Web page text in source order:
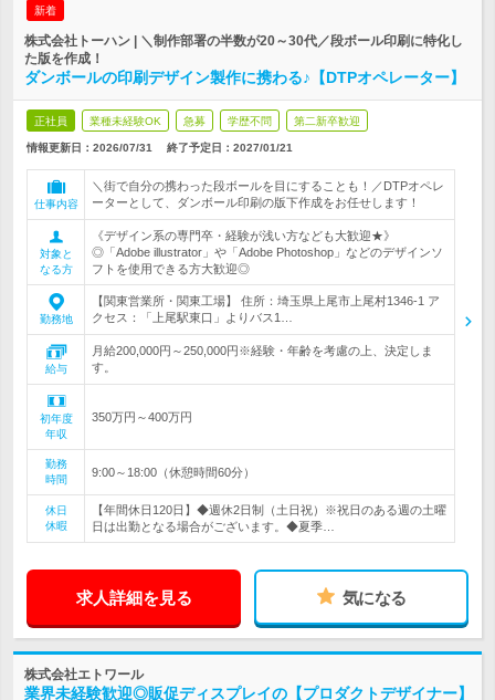
新着
株式会社トーハン | ＼制作部署の半数が20～30代／段ボール印刷に特化し
た版を作成！
ダンボールの印刷デザイン製作に携わる♪【DTPオペレーター】
正社員 業種未経験OK 急募 学歴不問 第二新卒歓迎
情報更新日：2026/07/31 終了予定日： 2027/01/21
仕事内容
＼街で自分の携わった段ボールを目にすることも！／DTPオペレ
ーターとして、ダンボール印刷の版下作成をお任せします！
対象と
なる方
《デザイン系の専門卒・経験が浅い方なども大歓迎★》
◎「Adobe illustrator」や「Adobe Photoshop」などのデザインソ
フトを使用できる方大歓迎◎
勤務地
【関東営業所・関東工場】 住所：埼玉県上尾市上尾村1346-1 ア
クセス：「上尾駅東口」よりバス1…
給与
月給200,000円～250,000円※経験・年齢を考慮の上、決定しま
す。
初年度
年収
350万円～400万円
勤務
時間
9:00～18:00（休憩時間60分）
休日
休暇
【年間休日120日】◆週休2日制（土日祝）※祝日のある週の土曜
日は出勤となる場合がございます。◆夏季…
求人詳細を見る 気になる
株式会社エトワール
業界未経験歓迎◎販促ディスプレイの【プロダクトデザイナー】